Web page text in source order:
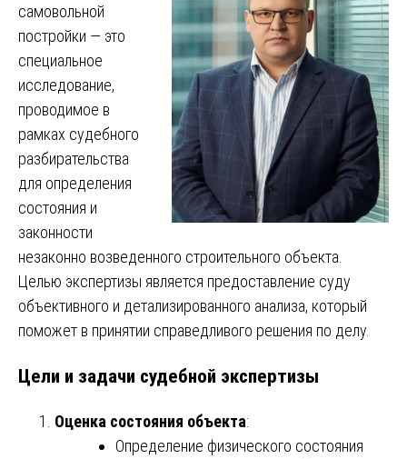
самовольной
постройки — это
специальное
исследование,
проводимое в
рамках судебного
разбирательства
для определения
состояния и
законности
незаконно возведенного строительного объекта.
Целью экспертизы является предоставление суду
объективного и детализированного анализа, который
поможет в принятии справедливого решения по делу.
Цели и задачи судебной экспертизы
Оценка состояния объекта:
Определение физического состояния